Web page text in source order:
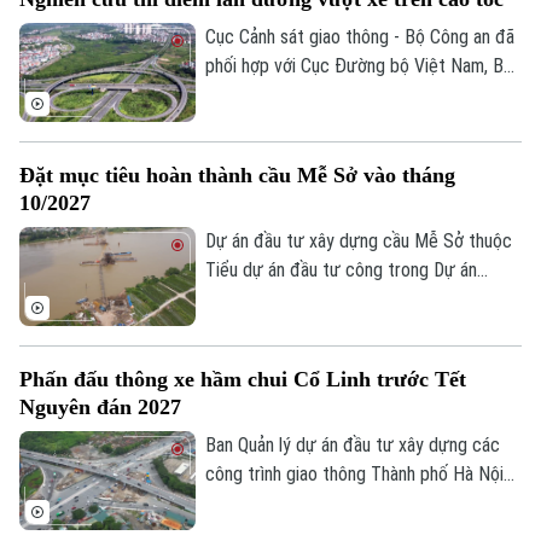
Tư vấn sức khỏe
Bóng đá
Quần vợt
Golf
Giải trí
Tin tức
Sao
Điện ảnh
Thời trang
Âm nhạc
Đã phát sóng
cực tập trung thi công để sớm hoàn
thành dự án, trong đó đặc biệt quan tâm
đến công tác bảo đảm an toàn giao thông
Cục Cảnh sát giao thông - Bộ Công an đã
phối hợp với Cục Đường bộ Việt Nam, Bộ
bố trí làn đường ngoài cùng bên trái, sát
làm làn đường dành riêng để vượt xe.
Đặt mục tiêu hoàn thành cầu Mễ Sở vào tháng
10/2027
Dự án đầu tư xây dựng cầu Mễ Sở thuộc
Tiểu dự án đầu tư công trong Dự án
Phấn đấu thông xe hầm chui Cổ Linh trước Tết
Nguyên đán 2027
Ban Quản lý dự án đầu tư xây dựng các
công trình giao thông Thành phố Hà Nội